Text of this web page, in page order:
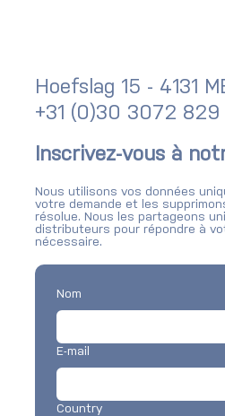
Hoefslag 15 - 4131
+31 (0)30 3072 829
Inscrivez-vous à
Nous utilisons vos données
votre demande et les
résolue. Nous les partageons
distributeurs pour répondre à
nécessaire.
Nom
E-mail
Country